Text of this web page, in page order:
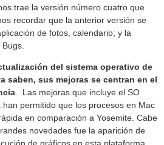
trae la versión número cuatro que
recordar que la anterior versión se
de fotos, calendario; y la
del sistema operativo de
saben, sus mejoras se centran en el
. Las mejoras que incluye el SO
permitido que los procesos en Mac
en comparación a Yosemite. Cabe
novedades fue la aparición de